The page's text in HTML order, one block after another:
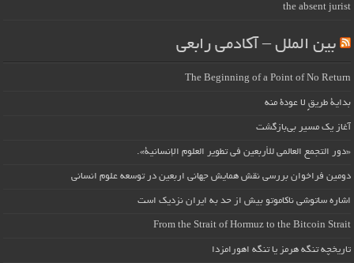
the absent jurist
بین الملل – آکادمی رابعی
The Beginning of a Point of No Return
بداية طريقٍ لا عودة منه
آغاز یک مسیر بی‌بازگشت
«دور التجمع العالمي للأربعين في تطوير العلوم الإنسانية».
دومین فراخوان بررسی نقش همایش جهانی اربعین در توسعه علوم انسانی
اشاره ساتوشی ناکاموتو بیش از حد به ایران نزدیک است
From the Strait of Hormuz to the Bitcoin Strait
تاریخچه تنگه هرمز یا تنگه اهورامزدا